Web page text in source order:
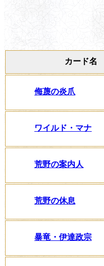
カード名
侮蔑の炎爪
ワイルド・マナ
荒野の案内人
荒野の休息
暴竜・伊達政宗